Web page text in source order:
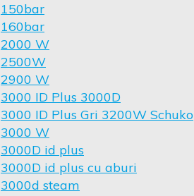
150bar
160bar
2000 W
2500W
2900 W
3000 ID Plus 3000D
3000 ID Plus Gri 3200W Schuko
3000 W
3000D id plus
3000D id plus cu aburi
3000d steam